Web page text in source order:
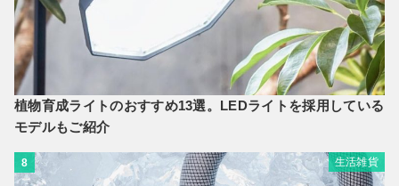
植物育成ライトのおすすめ13選。LEDライトを採用している
モデルもご紹介
8 生活雑貨